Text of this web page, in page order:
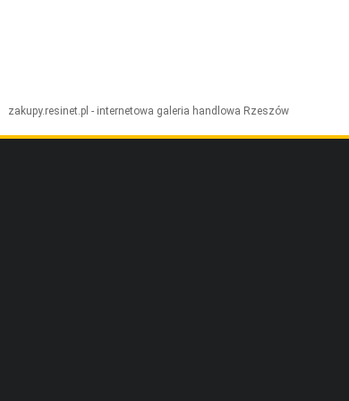
zakupy.resinet.pl - internetowa galeria handlowa Rzeszów